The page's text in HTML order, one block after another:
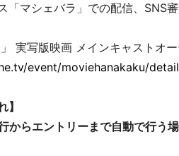
「マシェバラ」での配信、SNS
実写版映画 メインキャストオ
event/moviehanakaku/
】
らエントリーまで自動で行う